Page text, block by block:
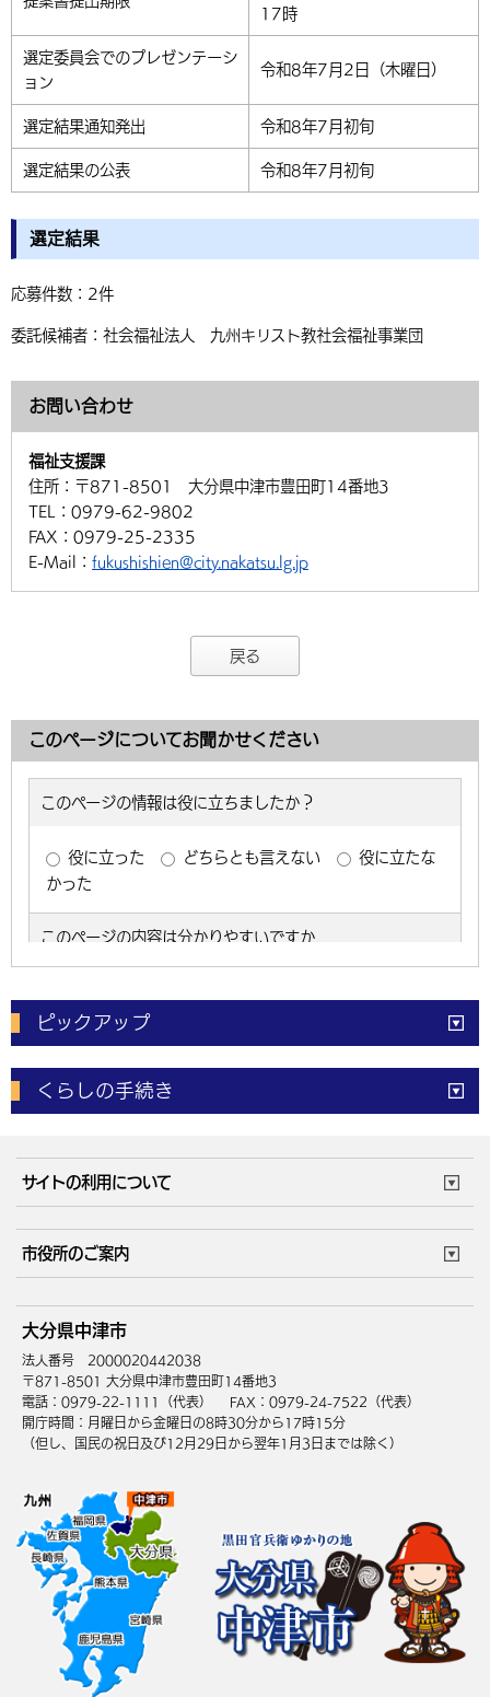
17時
選定委員会でのプレゼンテーシ
ョン
令和8年7月2日（木曜日）
選定結果通知発出 令和8年7月初旬
選定結果の公表 令和8年7月初旬
選定結果
応募件数：2件
委託候補者：社会福祉法人 九州キリスト教社会福祉事業団
お問い合わせ
福祉支援課
住所： 〒871-8501 大分県中津市豊田町14番地3
TEL： 0979-62-9802
FAX： 0979-25-2335
E-Mail： fukushishien@city.nakatsu.lg.jp
戻る
このページについてお聞かせください
ピックアップ
電子申請 窓口の混雑状況
体育施設予約状況 ご意見・ご要望
くらしの手続き
成人・仕事
住まい・引越 ごみ・環境
健康・医療 障がい・福祉
高齢・介護
サイトの利用について
サイトマップ
市役所のご案内
庁舎地図 組織案内
中津市へのアクセス
大分県中津市
法人番号 2000020442038
〒871-8501 大分県中津市豊田町14番地3
電話：0979-22-1111（代表）
FAX：0979-24-7522（代表）
開庁時間：月曜日から金曜日の8時30分から17時15分
（但し、国民の祝日及び12月29日から翌年1月3日までは除く）